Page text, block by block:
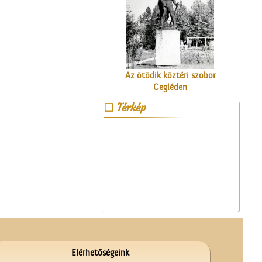
Az ötödik köztéri szobor
Cegléden
Térkép
Elérhetőségeink